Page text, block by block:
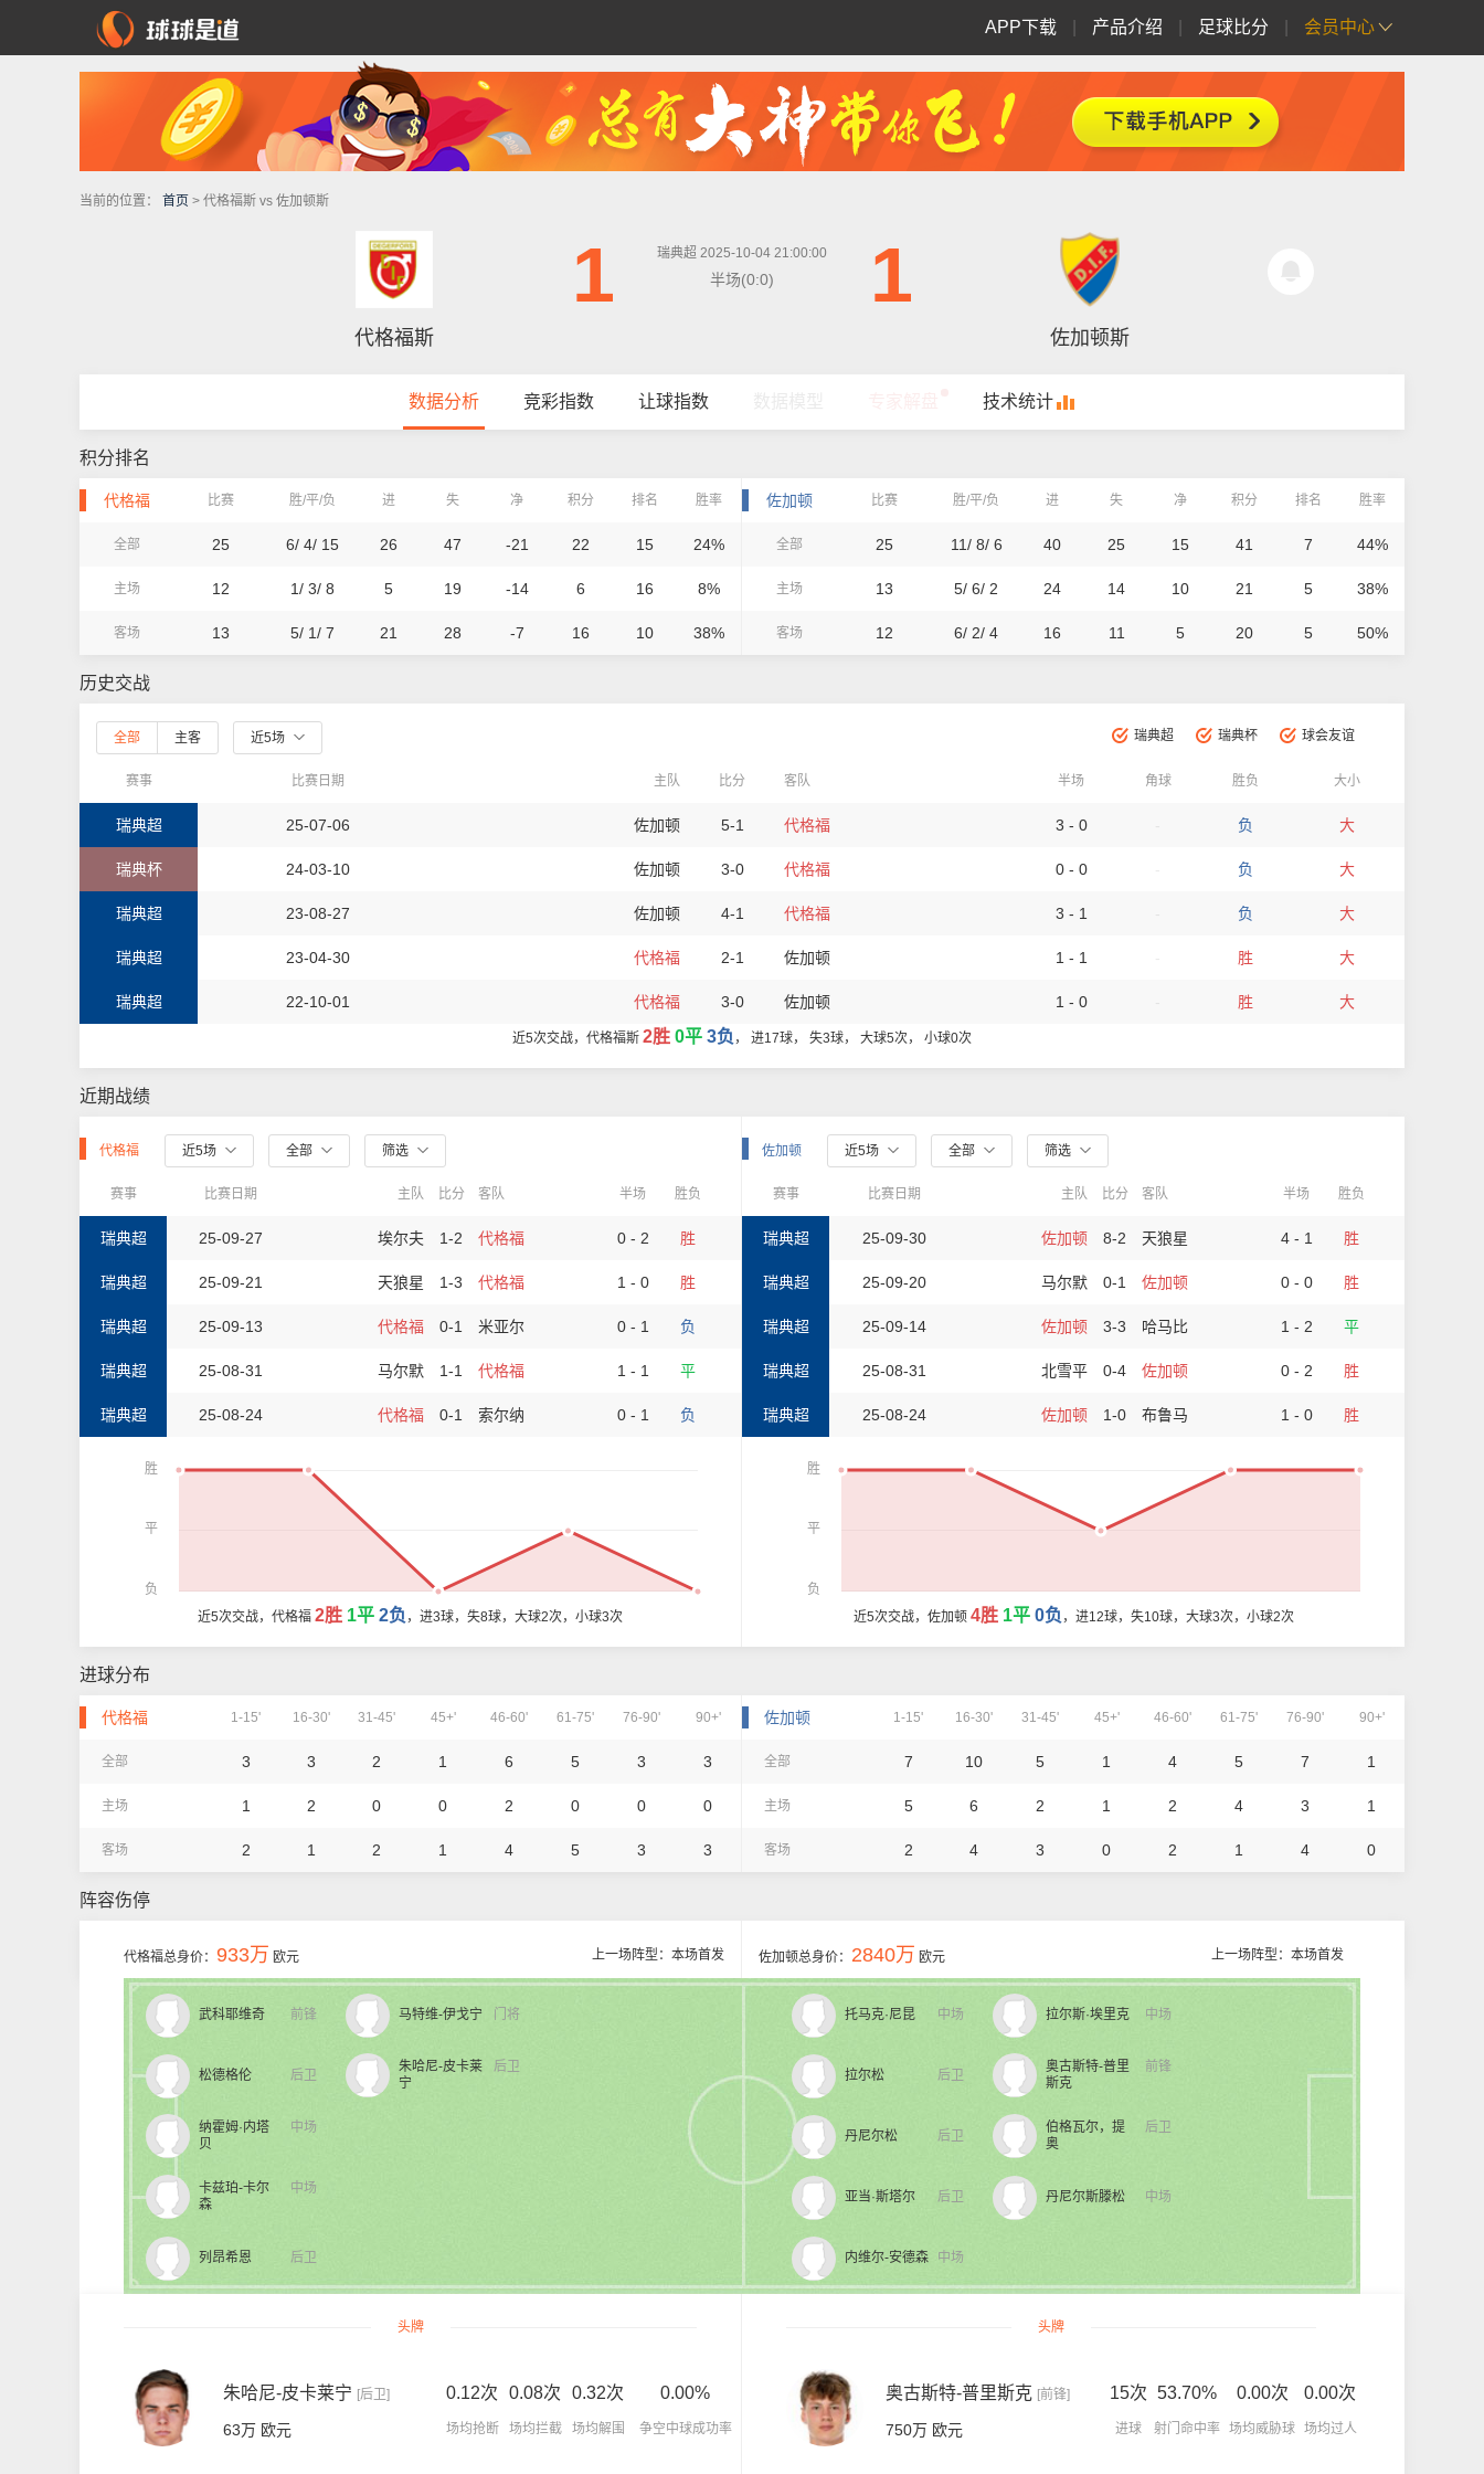
APP下载 产品介绍 足球比分 会员中心
当前的位置： 首页 > 代格福斯 vs 佐加顿斯
代格福斯
1 1
瑞典超 2025-10-04 21:00:00
半场(0:0)
佐加顿斯
数据分析 竞彩指数 让球指数 技术统计
积分排名
代格福 比赛 胜/平/负 进 失 净 积分 排名 胜率
全部 25 6/ 4/ 15 26 47 -21 22 15 24%
主场 12 1/ 3/ 8 5 19 -14 6 16 8%
客场 13 5/ 1/ 7 21 28 -7 16 10 38%
佐加顿 比赛 胜/平/负 进 失 净 积分 排名 胜率
全部 25 11/ 8/ 6 40 25 15 41 7 44%
主场 13 5/ 6/ 2 24 14 10 21 5 38%
客场 12 6/ 2/ 4 16 11 5 20 5 50%
历史交战
瑞典超 瑞典杯 球会友谊
全部 主客 近5场
赛事 比赛日期 主队 比分 客队 半场 角球 胜负 大小
瑞典超 25-07-06 佐加顿 5-1 代格福 3 - 0 负 大
瑞典杯 24-03-10 佐加顿 3-0 代格福 0 - 0 负 大
瑞典超 23-08-27 佐加顿 4-1 代格福 3 - 1 负 大
瑞典超 23-04-30 代格福 2-1 佐加顿 1 - 1 胜 大
瑞典超 22-10-01 代格福 3-0 佐加顿 1 - 0 胜 大
近5次交战，代格福斯 2胜 0平 3负 ， 进17球， 失3球， 大球5次， 小球0次
近期战绩
代格福 近5场 全部 筛选
赛事 比赛日期 主队 比分 客队 半场 胜负
瑞典超 25-09-27 埃尔夫 1-2 代格福 0 - 2 胜
瑞典超 25-09-21 天狼星 1-3 代格福 1 - 0 胜
瑞典超 25-09-13 代格福 0-1 米亚尔 0 - 1 负
瑞典超 25-08-31 马尔默 1-1 代格福 1 - 1 平
瑞典超 25-08-24 代格福 0-1 索尔纳 0 - 1 负
胜
平
负
近5次交战，代格福 2胜 1平 2负 ，进3球，失8球，大球2次，小球3次
佐加顿 近5场 全部 筛选
赛事 比赛日期 主队 比分 客队 半场 胜负
瑞典超 25-09-30 佐加顿 8-2 天狼星 4 - 1 胜
瑞典超 25-09-20 马尔默 0-1 佐加顿 0 - 0 胜
瑞典超 25-09-14 佐加顿 3-3 哈马比 1 - 2 平
瑞典超 25-08-31 北雪平 0-4 佐加顿 0 - 2 胜
瑞典超 25-08-24 佐加顿 1-0 布鲁马 1 - 0 胜
胜
平
负
近5次交战，佐加顿 4胜 1平 0负 ，进12球，失10球，大球3次，小球2次
进球分布
代格福 1-15' 16-30' 31-45' 45+' 46-60' 61-75' 76-90' 90+'
全部 3 3 2 1 6 5 3 3
主场 1 2 0 0 2 0 0 0
客场 2 1 2 1 4 5 3 3
佐加顿 1-15' 16-30' 31-45' 45+' 46-60' 61-75' 76-90' 90+'
全部 7 10 5 1 4 5 7 1
主场 5 6 2 1 2 4 3 1
客场 2 4 3 0 2 1 4 0
阵容伤停
上一场阵型：本场首发
代格福总身价： 933万 欧元 上一场阵型：本场首发
佐加顿总身价： 2840万 欧元
前锋
武科耶维奇
后卫
松德格伦
中场
纳霍姆·内塔
贝
中场
卡兹珀-卡尔
森
后卫
列昂希恩
门将
马特维-伊戈宁
后卫
朱哈尼-皮卡莱
宁
中场
托马克·尼昆
后卫
拉尔松
后卫
丹尼尔松
后卫
亚当·斯塔尔
中场
内维尔-安德森
中场
拉尔斯·埃里克
前锋
奥古斯特-普里
斯克
后卫
伯格瓦尔，提
奥
中场
丹尼尔斯滕松
头牌
朱哈尼-皮卡莱宁 [后卫]
63万 欧元
0.12次
场均抢断
0.08次
场均拦截
0.32次
场均解围
0.00%
争空中球成功率
头牌
奥古斯特-普里斯克 [前锋]
750万 欧元
15次
进球
53.70%
射门命中率
0.00次
场均威胁球
0.00次
场均过人